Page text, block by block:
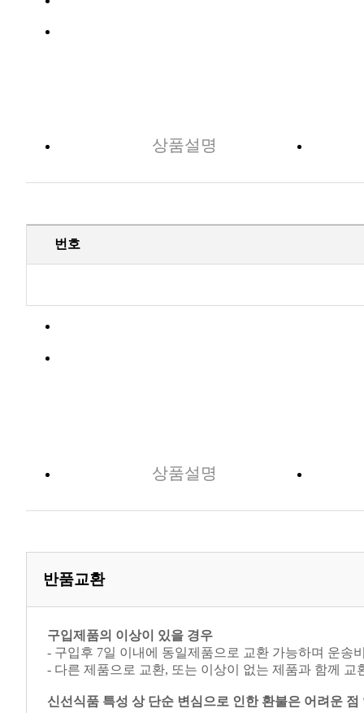
상품설명
번호
상품설명
반품교환
구입제품의 이상이 있을 경우
- 구입후 7일 이내에 동일제품으로 교환 가능하며 운송
- 다른 제품으로 교환, 또는 이상이 없는 제품과 함께
신선식품 특성 상 단순 변심으로 인한 환불은 어려운